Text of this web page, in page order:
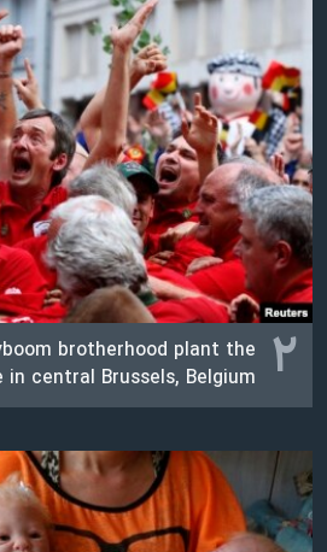
نرگس محمدی برنده جایزه نوبل صلح
همایش محافظه‌کاران آمریکا «سی‌پک»
صفحه‌های ویژه
سفر پرزیدنت ترامپ به چین
۲
brotherhood plant the
central Brussels, Belgium.